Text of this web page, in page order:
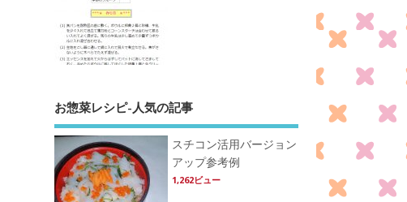
お惣菜レシピ-人気の記事
スチコン活用バージョン
アップ参考例
1,262ビュー